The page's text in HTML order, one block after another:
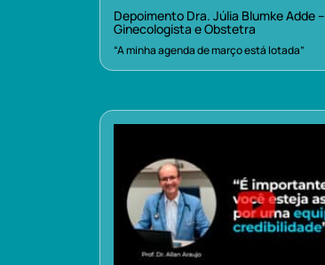
Depoimento Dra. Júlia Blumke Adde –
Ginecologista e Obstetra
“A minha agenda de março está lotada”